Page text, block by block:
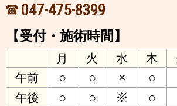
047-475-8399
【受付・施術時間】
月 火 水 木
午前
○ ○ × ○
午後 ○ ○ ※ ○